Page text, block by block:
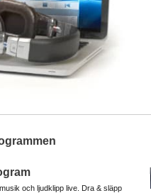
och ljudklipp live. Dra & släpp